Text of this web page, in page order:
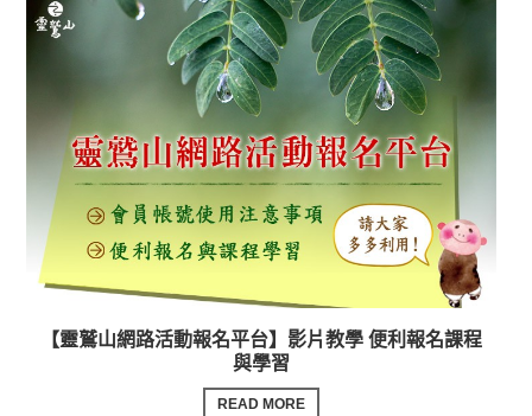
【靈鷲山網路活動報名平台】影片教學 便利報名課程
與學習
READ MORE